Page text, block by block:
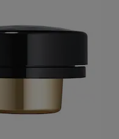
Vous pouvez
accepter". Sephora
personnelles
accepter". Voous
cliquezici